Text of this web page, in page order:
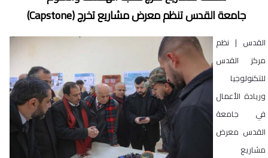
جامعة القدس تنظم معرض مشاريع تخرج (Capstone)
القدس | نظم
مركز القدس
للتكنولوجيا
وريادة الأعمال
في جامعة
القدس معرض
مشاريع